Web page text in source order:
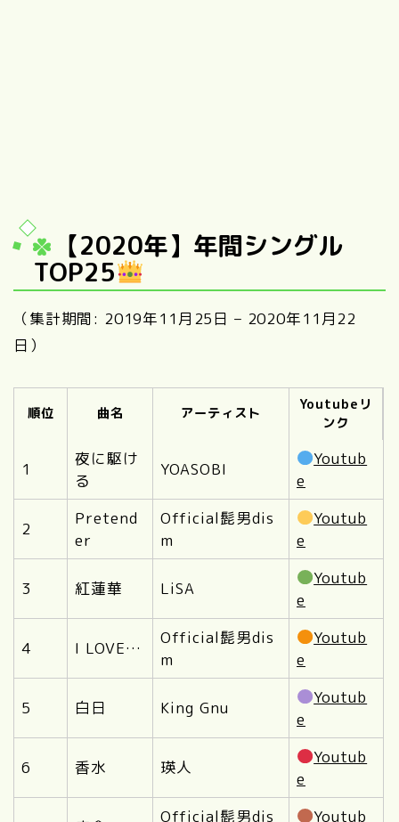
【2020年】年間シングル
TOP25
（集計期間: 2019年11月25日 – 2020年11月22
日）
順位 曲名 アーティスト
Youtubeリ
ンク
1
夜に駆け
る
YOASOBI
Youtub
e
2
Pretend
er
Official髭男dis
m
Youtub
e
3 紅蓮華 LiSA
Youtub
e
4 I LOVE…
Official髭男dis
m
Youtub
e
5 白日 King Gnu
Youtub
e
6 香水 瑛人
Youtub
e
Official髭男dis Youtub